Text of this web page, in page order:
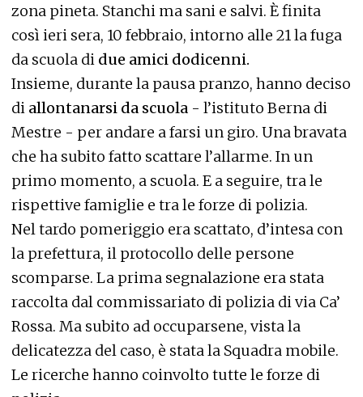
zona pineta. Stanchi ma sani e salvi. È finita
così ieri sera, 10 febbraio, intorno alle 21 la fuga
da scuola di due amici dodicenni.
Insieme, durante la pausa pranzo, hanno deciso
di allontanarsi da scuola - l’istituto Berna di
Mestre - per andare a farsi un giro. Una bravata
che ha subito fatto scattare l’allarme. In un
primo momento, a scuola. E a seguire, tra le
rispettive famiglie e tra le forze di polizia.
Nel tardo pomeriggio era scattato, d’intesa con
la prefettura, il protocollo delle persone
scomparse. La prima segnalazione era stata
raccolta dal commissariato di polizia di via Ca’
Rossa. Ma subito ad occuparsene, vista la
delicatezza del caso, è stata la Squadra mobile.
Le ricerche hanno coinvolto tutte le forze di